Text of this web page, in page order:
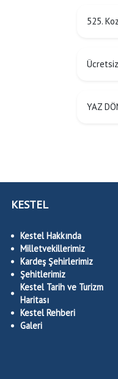
525.
YAZ
KESTEL
Kestel Hakkında
Milletvekillerimiz
Kardeş Şehirlerimiz
Şehitlerimiz
Kestel Tarih ve Turizm
Haritası
Kestel Rehberi
Galeri